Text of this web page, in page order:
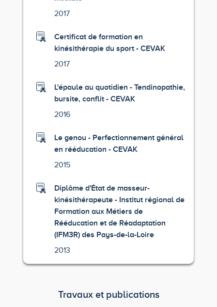
2017
Certificat de formation en
kinésithérapie du sport - CEVAK
2017
L'épaule au quotidien - Tendinopathie,
bursite, conflit - CEVAK
2016
Le genou - Perfectionnement général
en rééducation - CEVAK
2015
Diplôme d'État de masseur-
kinésithérapeute - Institut régional de
Formation aux Métiers de
Rééducation et de Réadaptation
(IFM3R) des Pays-de-la-Loire
2013
Travaux et publications